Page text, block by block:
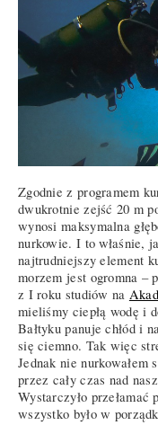
Zgodnie z programem
dwukrotnie zejść 20 m
wynosi maksymalna
nurkowie. I to właśnie,
najtrudniejszy element
morzem jest ogromna –
z I roku studiów na
mieliśmy ciepłą wodę i
Bałtyku panuje chłód i
się ciemno. Tak więc
Jednak nie nurkowałem
przez cały czas nad
Wystarczyło
wszystko było w